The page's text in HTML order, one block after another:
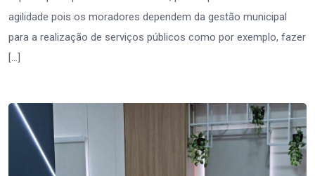
agilidade pois os moradores dependem da gestão municipal
para a realização de serviços públicos como por exemplo, fazer
[…]